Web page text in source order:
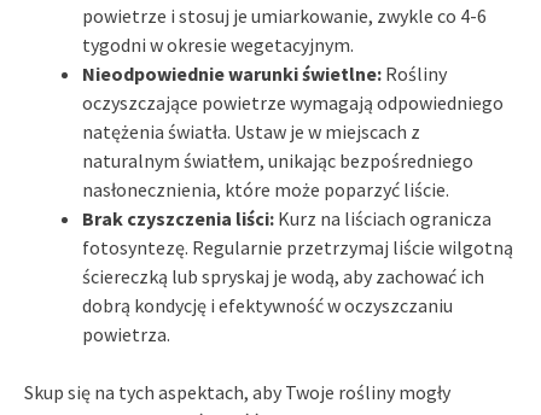
powietrze i stosuj je umiarkowanie, zwykle co 4-6
tygodni w okresie wegetacyjnym.
Nieodpowiednie warunki świetlne: Rośliny
oczyszczające powietrze wymagają odpowiedniego
natężenia światła. Ustaw je w miejscach z
naturalnym światłem, unikając bezpośredniego
nasłonecznienia, które może poparzyć liście.
Brak czyszczenia liści: Kurz na liściach ogranicza
fotosyntezę. Regularnie przetrzymaj liście wilgotną
ściereczką lub spryskaj je wodą, aby zachować ich
dobrą kondycję i efektywność w oczyszczaniu
powietrza.
Skup się na tych aspektach, aby Twoje rośliny mogły